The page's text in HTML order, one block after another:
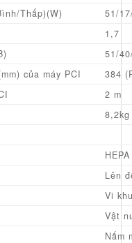
Thấp)(W)
51/
1,7
51/
của máy PCI
384
2 m
8,2kg
Lên
Vi
Vật
Nấm